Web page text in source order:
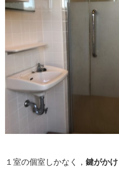
１室の個室しかなく， 鍵がか